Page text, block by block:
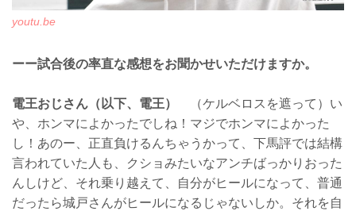
youtu.be
ーー試合後の率直な感想をお聞かせいただけますか。
電王おじさん（以下、電王）
（ケルベロスを遮って）い
や、ホンマによかったでしね！マジでホンマによかった
し！あのー、正直負けるんちゃうかって、下馬評では結構
言われていた人も、クショみたいなアンチばっかりおった
んしけど、それ乗り越えて、自分がヒールになって、普通
だったら城戸さんがヒールになるじゃないしか。それを自